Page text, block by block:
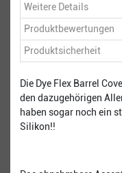
Weitere Details
Produktbewertungen
Produktsicherheit
Die Dye Flex Barrel
den dazugehörigen
haben sogar noch ein
Silikon!!